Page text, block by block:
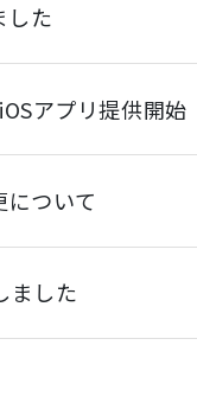
した
アプリ提供開始
について
ました